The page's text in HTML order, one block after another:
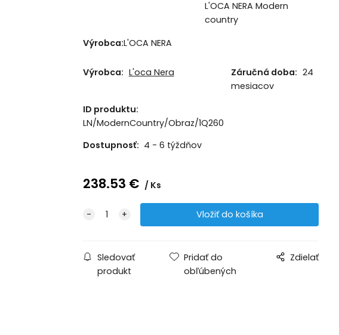
L'OCA NERA Modern
country
Výrobca:L'OCA NERA
Výrobca: L'oca Nera Záručná doba: 24
mesiacov
ID produktu:
LN/ModernCountry/Obraz/1Q260
Dostupnosť: 4 - 6 týždňov
238.53 € Ks
Sledovať
produkt
Pridať do
obľúbených
Zdielať